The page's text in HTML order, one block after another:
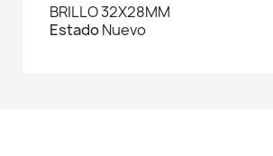
BRILLO 32X28MM
EstadoNuevo